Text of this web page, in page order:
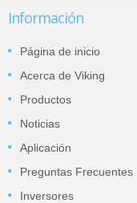
Información
Página de inicio
Acerca de Viking
Productos
Noticias
Aplicación
Preguntas Frecuentes
Inversores